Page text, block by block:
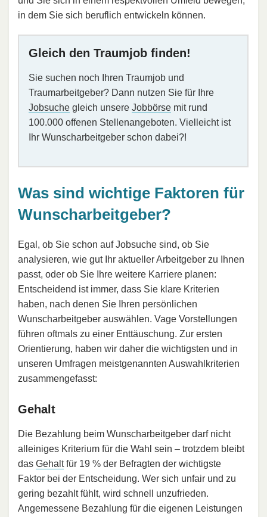
in dem Sie sich beruflich entwickeln können.
Gleich den Traumjob finden!
Sie suchen noch Ihren Traumjob und
Traumarbeitgeber? Dann nutzen Sie für Ihre
Jobsuche gleich unsere Jobbörse mit rund
100.000 offenen Stellenangeboten. Vielleicht ist
Ihr Wunscharbeitgeber schon dabei?!
Was sind wichtige Faktoren für
Wunscharbeitgeber?
Egal, ob Sie schon auf Jobsuche sind, ob Sie
analysieren, wie gut Ihr aktueller Arbeitgeber zu Ihnen
passt, oder ob Sie Ihre weitere Karriere planen:
Entscheidend ist immer, dass Sie klare Kriterien
haben, nach denen Sie Ihren persönlichen
Wunscharbeitgeber auswählen. Vage Vorstellungen
führen oftmals zu einer Enttäuschung. Zur ersten
Orientierung, haben wir daher die wichtigsten und in
unseren Umfragen meistgenannten Auswahlkriterien
zusammengefasst:
Gehalt
Die Bezahlung beim Wunscharbeitgeber darf nicht
alleiniges Kriterium für die Wahl sein – trotzdem bleibt
das Gehaltfür 19 % der Befragten der wichtigste
Faktor bei der Entscheidung. Wer sich unfair und zu
gering bezahlt fühlt, wird schnell unzufrieden.
Angemessene Bezahlung für die eigenen Leistungen